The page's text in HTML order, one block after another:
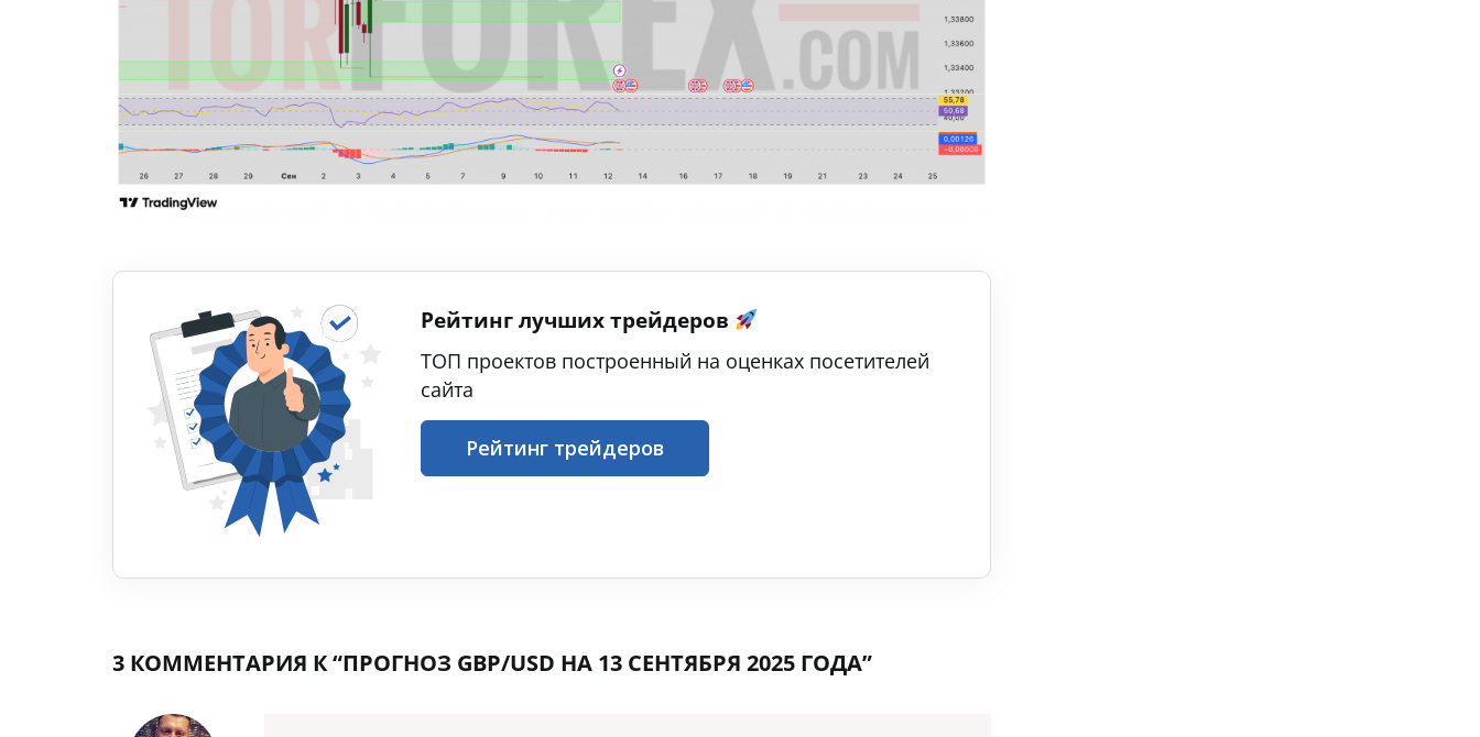
Рейтинг лучших трейдеров
ТОП проектов построенный на оценках посетителей
сайта
Рейтинг трейдеров
3 КОММЕНТАРИЯ К “ПРОГНОЗ GBP/USD НА 13 СЕНТЯБРЯ 2025 ГОДА”